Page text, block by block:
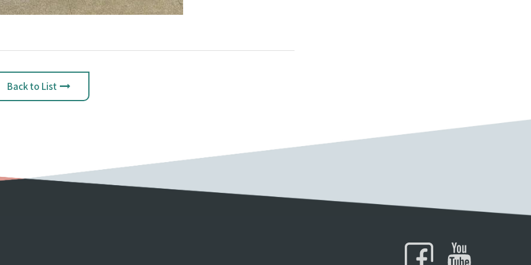
Back to List